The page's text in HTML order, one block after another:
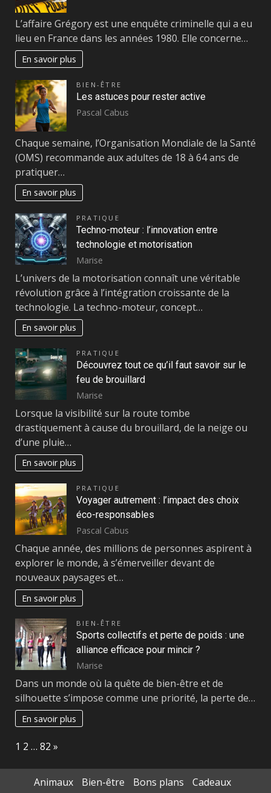
L’affaire Grégory est une enquête criminelle qui a eu
lieu en France dans les années 1980. Elle concerne…
En savoir plus
BIEN-ÊTRE
Les astuces pour rester active
Pascal Cabus
Chaque semaine, l’Organisation Mondiale de la Santé
(OMS) recommande aux adultes de 18 à 64 ans de
pratiquer…
En savoir plus
PRATIQUE
Techno-moteur : l’innovation entre
technologie et motorisation
Marise
L’univers de la motorisation connaît une véritable
révolution grâce à l’intégration croissante de la
technologie. La techno-moteur, concept…
En savoir plus
PRATIQUE
Découvrez tout ce qu’il faut savoir sur le
feu de brouillard
Marise
Lorsque la visibilité sur la route tombe
drastiquement à cause du brouillard, de la neige ou
d’une pluie…
En savoir plus
PRATIQUE
Voyager autrement : l’impact des choix
éco-responsables
Pascal Cabus
Chaque année, des millions de personnes aspirent à
explorer le monde, à s’émerveiller devant de
nouveaux paysages et…
En savoir plus
BIEN-ÊTRE
Sports collectifs et perte de poids : une
alliance efficace pour mincir ?
Marise
Dans un monde où la quête de bien-être et de
silhouette s’impose comme une priorité, la perte de…
En savoir plus
Page:
1 2 … 82 Next
»
Animaux Bien-être Bons plans
Cadeaux